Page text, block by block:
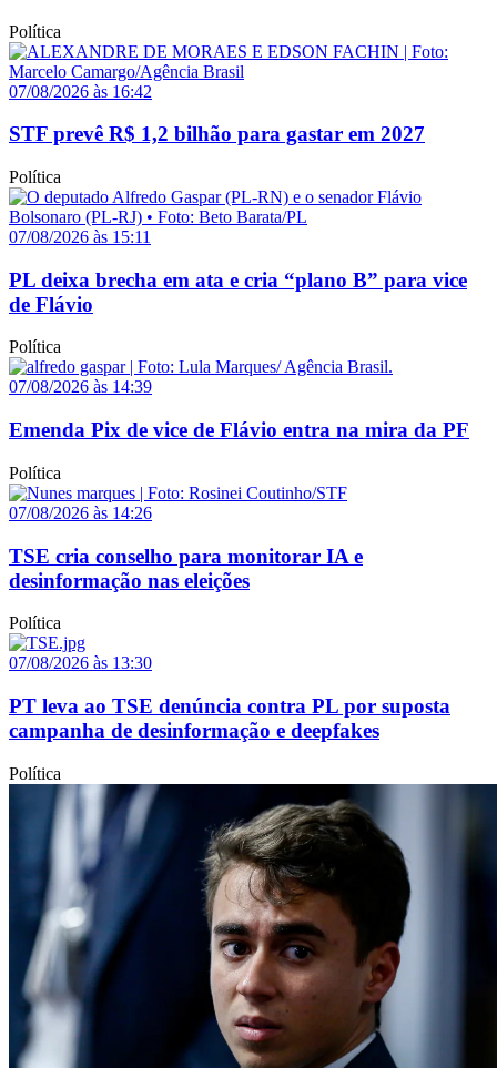
Política
07/08/2026 às 16:42
STF prevê R$ 1,2 bilhão para gastar em 2027
Política
07/08/2026 às 15:11
PL deixa brecha em ata e cria “plano B” para vice
de Flávio
Política
07/08/2026 às 14:39
Emenda Pix de vice de Flávio entra na mira da PF
Política
07/08/2026 às 14:26
TSE cria conselho para monitorar IA e
desinformação nas eleições
Política
07/08/2026 às 13:30
PT leva ao TSE denúncia contra PL por suposta
campanha de desinformação e deepfakes
Política